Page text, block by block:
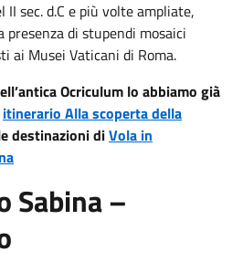
sec. d.C e più volte ampliate,
di stupendi mosaici
ai Musei Vaticani di Roma.
Ocriculum lo abbiamo già
itinerario Alla scoperta della
destinazioni diVola in
Sabina –